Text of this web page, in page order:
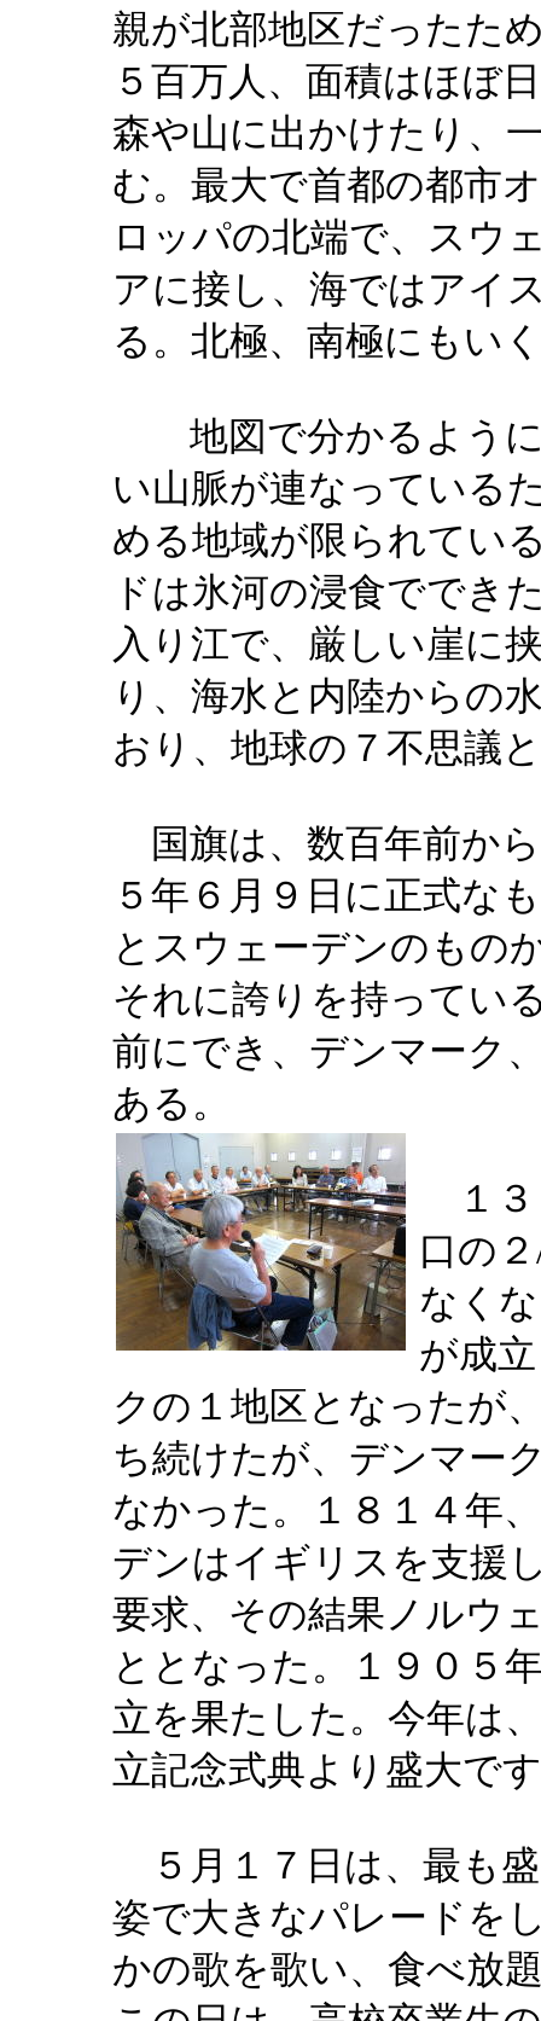
親が北部地区だったた
５百万人、面積はほぼ
森や山に出かけたり、
む。最大で首都の都市
ロッパの北端で、スウ
アに接し、海ではアイ
る。北極、南極にもい
地図で分かるように
い山脈が連なっている
める地域が限られてい
ドは氷河の浸食ででき
入り江で、厳しい崖に
り、海水と内陸からの
おり、地球の７不思議
国旗は、数百年前か
５年６月９日に正式な
とスウェーデンのもの
それに誇りを持ってい
前にでき、デンマーク
ある。
１３
口の
なく
が成
クの１地区となったが
ち続けたが、デンマー
なかった。１８１４年
デンはイギリスを支援
要求、その結果ノルウ
ととなった。１９０５
立を果たした。今年は
立記念式典より盛大で
５月１７日は、最も
姿で大きなパレードを
かの歌を歌い、食べ放